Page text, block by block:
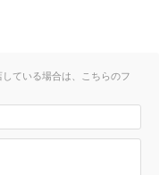
ている場合は、こちらのフ